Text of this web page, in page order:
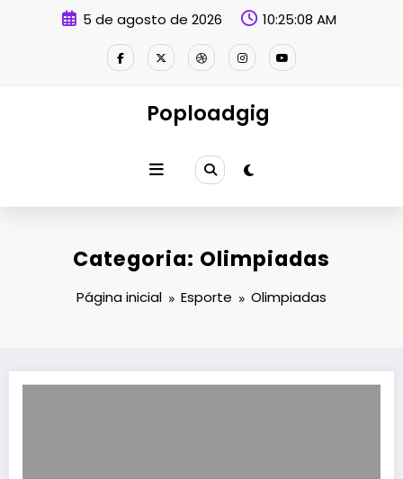
5 de agosto de 2026 10:25:08 AM
Poploadgig
Categoria: Olimpiadas
Página inicial Esporte Olimpiadas